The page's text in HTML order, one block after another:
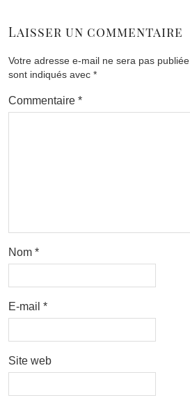
Laisser un commentaire
Votre adresse e-mail ne sera pas publiée.
sont indiqués avec *
Commentaire *
Nom *
E-mail *
Site web